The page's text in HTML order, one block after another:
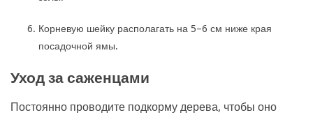
Корневую шейку располагать на 5–6 см ниже края
посадочной ямы.
Уход за саженцами
Постоянно проводите подкорму дерева, чтобы оно